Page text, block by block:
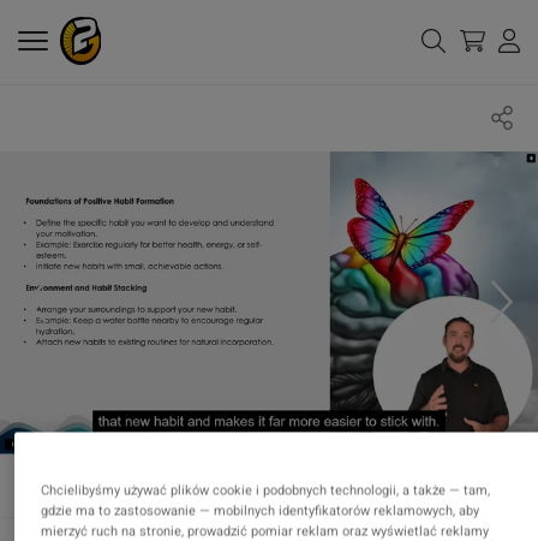
Chcielibyśmy używać plików cookie i podobnych technologii, a także — tam,
gdzie ma to zastosowanie — mobilnych identyfikatorów reklamowych, aby
mierzyć ruch na stronie, prowadzić pomiar reklam oraz wyświetlać reklamy